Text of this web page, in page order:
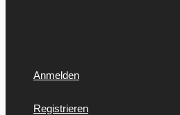
Anmelden
Registrieren